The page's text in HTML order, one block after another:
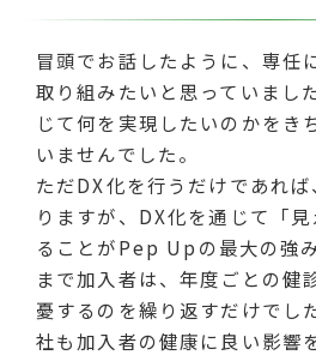
冒頭でお話したように、専任
取り組みたいと思っていまし
じて何を実現したいのかをき
いませんでした。
ただDX化を行うだけであれ
りますが、DX化を通じて「
ることがPep Upの最大の強
まで加入者は、年度ごとの健
憂するのを繰り返すだけでし
社も加入者の健康に良い影響